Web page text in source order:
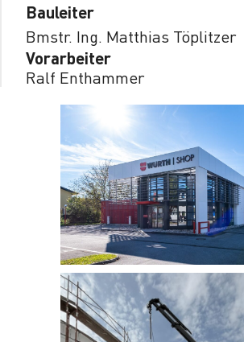
Bauleiter
Bmstr. Ing. Matthias Töplitzer
Vorarbeiter
Ralf Enthammer